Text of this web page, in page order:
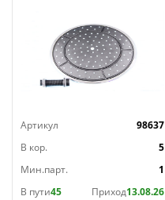
Артикул
98637
В кор.
5
Мин.парт.
1
В пути45 Приход13.08.26